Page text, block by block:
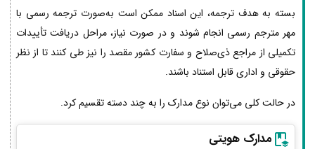
بسته به هدف ترجمه، این اسناد ممکن است به‌صورت ترجمه رسمی با
مهر مترجم رسمی انجام شوند و در صورت نیاز، مراحل دریافت تأییدات
تکمیلی از مراجع ذی‌صلاح و سفارت کشور مقصد را نیز طی کنند تا از نظر
حقوقی و اداری قابل استناد باشند.
در حالت کلی می‌توان نوع مدارک را به چند دسته تقسیم کرد.
مدارک هویتی